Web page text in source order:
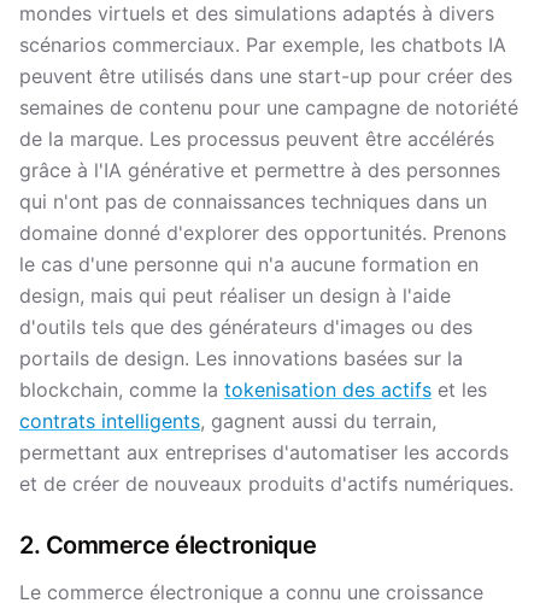
mondes virtuels et des simulations adaptés à divers
scénarios commerciaux. Par exemple, les chatbots IA
peuvent être utilisés dans une start-up pour créer des
semaines de contenu pour une campagne de notoriété
de la marque. Les processus peuvent être accélérés
grâce à l'IA générative et permettre à des personnes
qui n'ont pas de connaissances techniques dans un
domaine donné d'explorer des opportunités. Prenons
le cas d'une personne qui n'a aucune formation en
design, mais qui peut réaliser un design à l'aide
d'outils tels que des générateurs d'images ou des
portails de design. Les innovations basées sur la
blockchain, comme la tokenisation des actifs et les
contrats intelligents, gagnent aussi du terrain,
permettant aux entreprises d'automatiser les accords
et de créer de nouveaux produits d'actifs numériques.
2. Commerce électronique
Le commerce électronique a connu une croissance